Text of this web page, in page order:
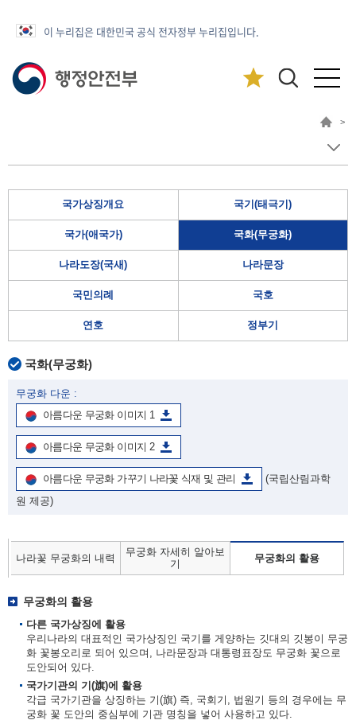
이 누리집은 대한민국 공식 전자정부 누리집입니다.
>
국가상징개요 국기(태극기)
국가(애국가) 국화(무궁화)
나라도장(국새) 나라문장
국민의례 국호
연호 정부기
국화(무궁화)
무궁화 다운 :
아름다운 무궁화 이미지 1
아름다운 무궁화 이미지 2
아름다운 무궁화 가꾸기 나라꽃 식재 및 관리
(국립산림과학
원 제공)
나라꽃 무궁화의 내력
무궁화 자세히 알아보
기
무궁화의 활용
무궁화의 활용
다른 국가상징에 활용
우리나라의 대표적인 국가상징인 국기를 게양하는 깃대의 깃봉이 무궁
화 꽃봉오리로 되어 있으며, 나라문장과 대통령표장도 무궁화 꽃으로
도안되어 있다.
국가기관의 기(旗)에 활용
각급 국가기관을 상징하는 기(旗) 즉, 국회기, 법원기 등의 경우에는 무
궁화 꽃 도안의 중심부에 기관 명칭을 넣어 사용하고 있다.